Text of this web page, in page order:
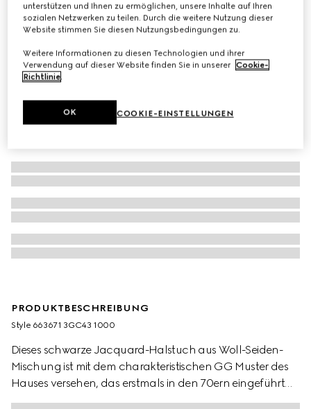
PRODUKTBESCHREIBUNG
Style ‎663671 3GC43 1000
Dieses schwarze Jacquard-Halstuch aus Woll-Seiden-
Mischung ist mit dem charakteristischen GG Muster des
Hauses versehen, das erstmals in den 70ern eingeführt
wurde. Als unverkennbares Symbol des Erbes von Gucci
unterstützen und Ihnen zu ermöglichen, unsere Inhalte auf Ihren
sozialen Netzwerken zu teilen. Durch die weitere Nutzung dieser
Website stimmen Sie diesen Nutzungsbedingungen zu.
Weitere Informationen zu diesen Technologien und ihrer
Verwendung auf dieser Website finden Sie in unserer Cookie-
Richtlinie.
COOKIE-EINSTELLUNGEN
OK